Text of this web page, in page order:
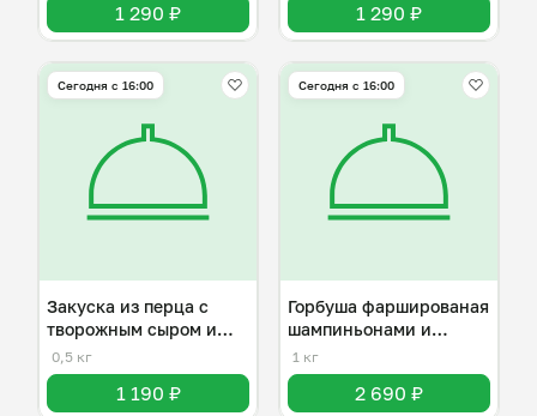
1 290 ₽ 1 290 ₽
Сегодня с 16:00
Закуска из перца с
творожным сыром и
орехами .
0,5 кг
1 190 ₽
Сегодня с 16:00
Горбуша фаршированая
шампиньонами и
моцарелла .
1 кг
2 690 ₽